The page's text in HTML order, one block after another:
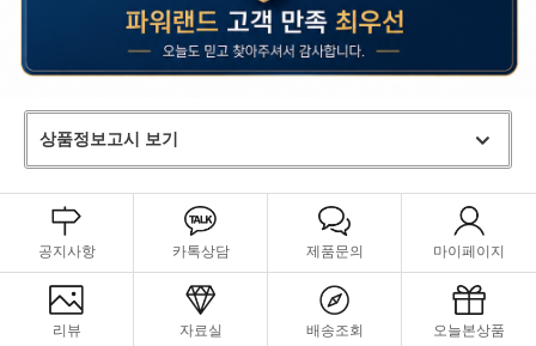
상품정보고시 보기
공지사항 카톡상담 제품문의 마이페이지
리뷰 자료실 배송조회 오늘본상품